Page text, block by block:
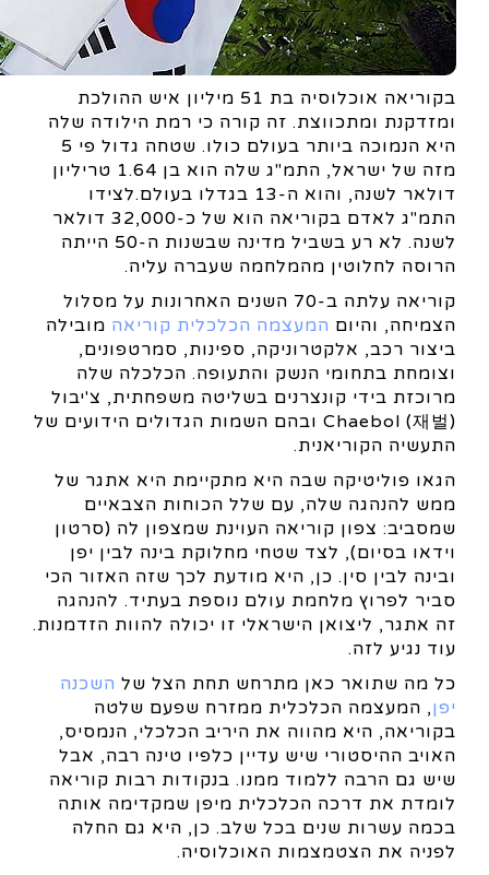
בקוריאה אוכלוסיה בת 51 מיליון איש ההולכת
ומזדקנת ומתכווצת. זה קורה כי רמת הילודה שלה
היא הנמוכה ביותר בעולם כולו. שטחה גדול פי 5
מזה של ישראל, התמ"ג שלה הוא בן 1.64 טריליון
דולאר לשנה, והוא ה-13 בגדלו בעולם.לצידו
התמ"ג לאדם בקוריאה הוא של כ-32,000 דולאר
לשנה. לא רע בשביל מדינה שבשנות ה-50 הייתה
הרוסה לחלוטין מהמלחמה שעברה עליה.
קוריאה עלתה ב-70 השנים האחרונות על מסלול
הצמיחה, והיום המעצמה הכלכלית קוריאה מובילה
ביצור רכב, אלקטרוניקה, ספינות, סמרטפונים,
וצומחת בתחומי הנשק והתעופה. הכלכלה שלה
מרוכזת בידי קונצרנים בשליטה משפחתית, צ'יבול
Chaebol (재벌) ובהם השמות הגדולים הידועים של
התעשיה הקוריאנית.
הגאו פוליטיקה שבה היא מתקיימת היא אתגר של
ממש להנהגה שלה, עם שלל הכוחות הצבאיים
שמסביב: צפון קוריאה העוינת שמצפון לה (סרטון
וידאו בסיום), לצד שטחי מחלוקת בינה לבין יפן
ובינה לבין סין. כן, היא מודעת לכך שזה האזור הכי
סביר לפרוץ מלחמת עולם נוספת בעתיד. להנהגה
זה אתגר, ליצואן הישראלי זו יכולה להוות הזדמנות.
עוד נגיע לזה.
כל מה שתואר כאן מתרחש תחת הצל של השכנה
יפן, המעצמה הכלכלית ממזרח שפעם שלטה
בקוריאה, היא מהווה את היריב הכלכלי, הנמסיס,
האויב ההיסטורי שיש עדיין כלפיו טינה רבה, אבל
שיש גם הרבה ללמוד ממנו. בנקודות רבות קוריאה
לומדת את דרכה הכלכלית מיפן שמקדימה אותה
בכמה עשרות שנים בכל שלב. כן, היא גם החלה
לפניה את הצטמצמות האוכלוסיה.